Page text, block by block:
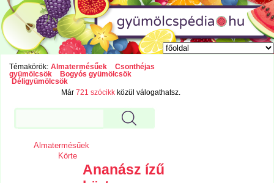
Témakörök: Almatermésűek
Csonthéjas
gyümölcsök
Bogyós gyümölcsök
Déligyümölcsök
Már721 szócikk közül válogathatsz.
Almatermésűek
Körte
Ananász ízű